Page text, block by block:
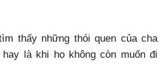
thấy những thói quen của cha
là khi họ không còn muốn đi